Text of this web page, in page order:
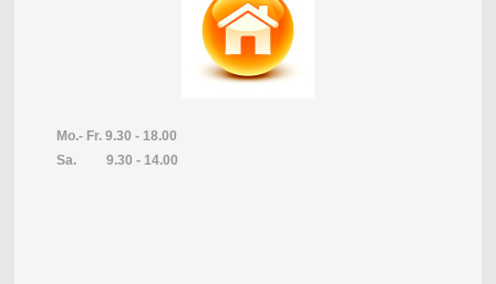
Mo.- Fr. 9.30 - 18.00
Sa. 9.30 - 14.00